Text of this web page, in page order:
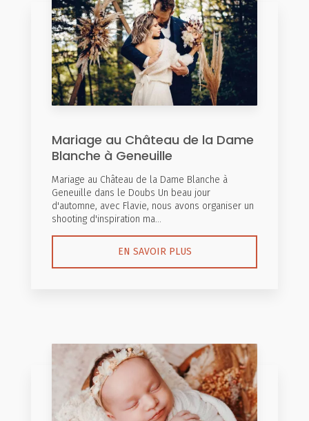
Mariage au Château de la Dame
Blanche à Geneuille
Mariage au Château de la Dame Blanche à
Geneuille dans le Doubs Un beau jour
d'automne, avec Flavie, nous avons organiser un
shooting d'inspiration ma...
EN SAVOIR PLUS